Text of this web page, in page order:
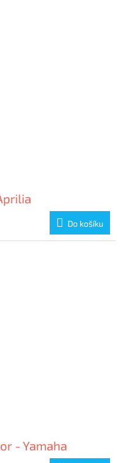
Do košíku
- Yamaha